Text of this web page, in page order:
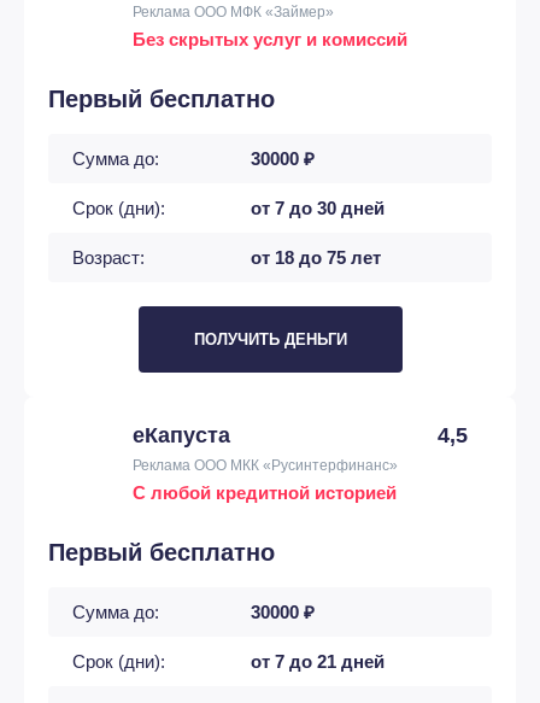
Реклама ООО МФК «Займер»
Без скрытых услуг и комиссий
Первый бесплатно
Сумма до: 30000 ₽
Срок (дни): от 7 до 30 дней
Возраст: от 18 до 75 лет
ПОЛУЧИТЬ ДЕНЬГИ
еКапуста 4,5
Реклама ООО МКК «Русинтерфинанс»
С любой кредитной историей
Первый бесплатно
Сумма до: 30000 ₽
Срок (дни): от 7 до 21 дней